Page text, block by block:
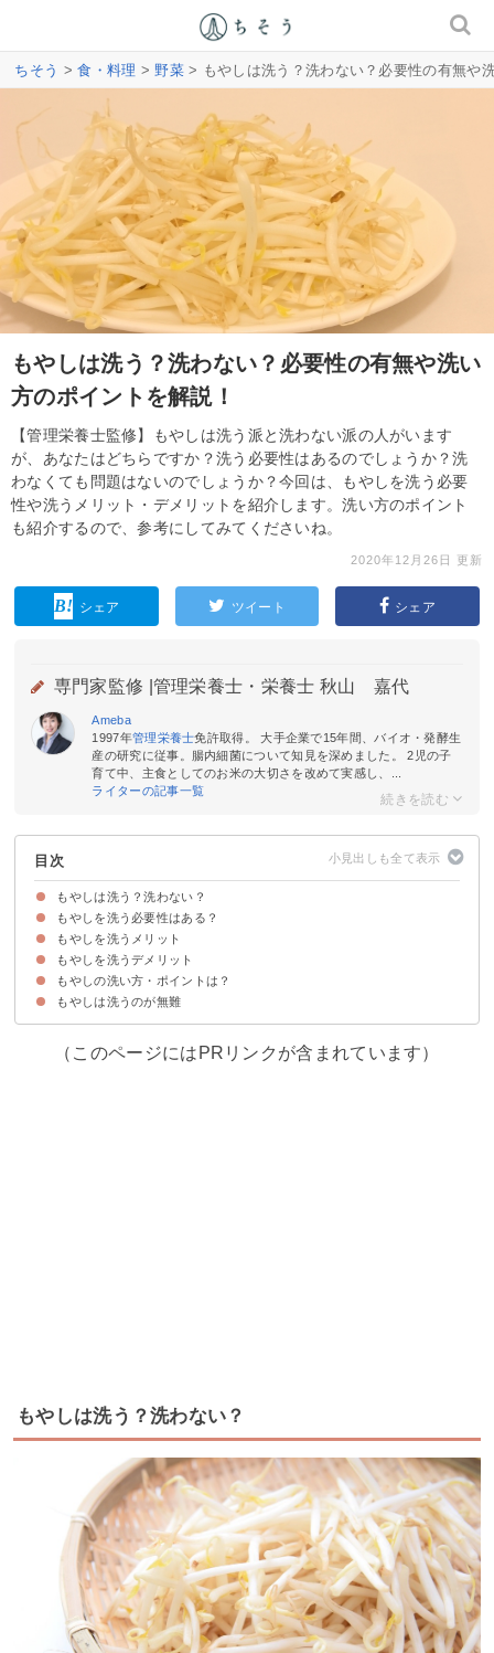
ちそう >食・料理 >野菜> もやしは洗う？洗わない？必要性の有無や
もやしは洗う？洗わない？必要性の有無や洗い
方のポイントを解説！
【管理栄養士監修】もやしは洗う派と洗わない派の人がいます
が、あなたはどちらですか？洗う必要性はあるのでしょうか？洗
わなくても問題はないのでしょうか？今回は、もやしを洗う必要
性や洗うメリット・デメリットを紹介します。洗い方のポイント
も紹介するので、参考にしてみてくださいね。
2020年12月26日 更新
シェア ツイート シェア
専門家監修 | 管理栄養士・栄養士 秋山 嘉代
Ameba
1997年管理栄養士免許取得。 大手企業で15年間、バイオ・発酵生
産の研究に従事。腸内細菌について知見を深めました。 2児の子
育て中、主食としてのお米の大切さを改めて実感し、...
ライターの記事一覧
目次
もやしは洗う？洗わない？
もやしを洗う必要性はある？
洗う必要性はない
もやしを洗うメリット
①青臭さが取れる
②シャキシャキ感が増す
③雑菌を取り除ける
もやしを洗うデメリット
①水溶性の栄養成分が流出する
②洗うのに手間がかかる
③水っぽくなりやすい
もやしの洗い方・ポイントは？
長時間水に晒さない
もやしの袋に水を入れてそのまま洗うと便利
もやしは洗うのが無難
（このページにはPRリンクが含まれています）
もやしは洗う？洗わない？